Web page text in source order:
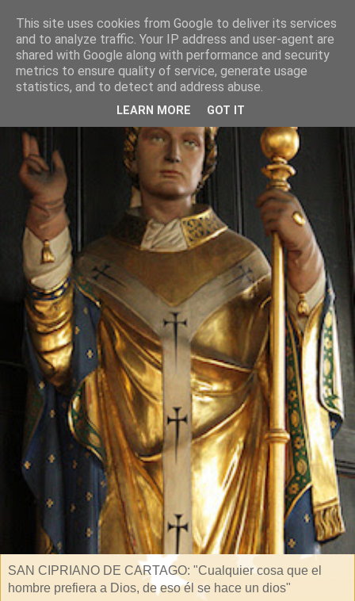
SAN CIPRIANO DE CARTAGO: "Cualquier cosa que el
hombre prefiera a Dios, de eso él se hace un dios"
This site uses cookies from Google to deliver its services
and to analyze traffic. Your IP address and user-agent are
shared with Google along with performance and security
metrics to ensure quality of service, generate usage
statistics, and to detect and address abuse.
LEARN MORE GOT IT